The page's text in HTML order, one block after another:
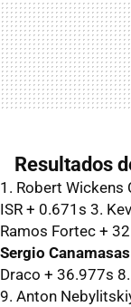
Resultados
1. Robert Wickens
ISR + 0.671s 3.
Ramos Fortec +
Sergio Canamasas
Draco + 36.977s
9. Anton